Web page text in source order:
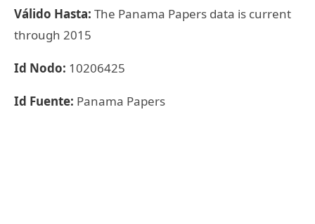
Válido Hasta: The Panama Papers data is current
through 2015
Id Nodo: 10206425
Id Fuente: Panama Papers